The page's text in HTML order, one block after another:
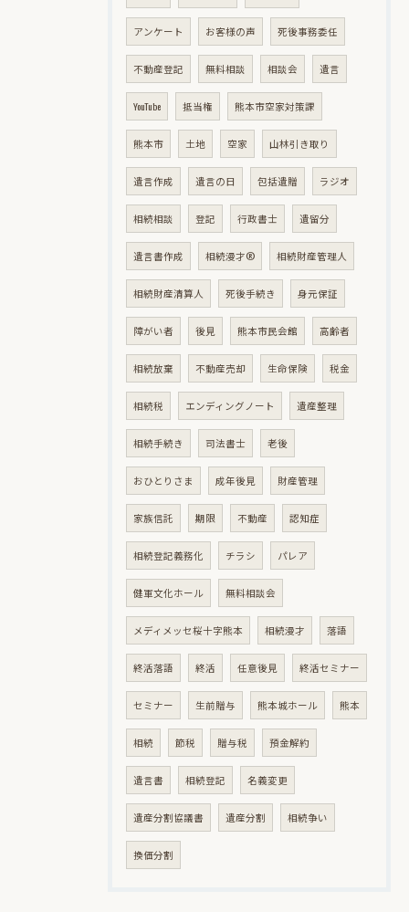
アンケート お客様の声 死後事務委任
不動産登記 無料相談 相談会 遺言
YouTube 抵当権 熊本市空家対策課
熊本市 土地 空家 山林引き取り
遺言作成 遺言の日 包括遺贈 ラジオ
相続相談 登記 行政書士 遺留分
遺言書作成 相続漫才® 相続財産管理人
相続財産清算人 死後手続き 身元保証
障がい者 後見 熊本市民会館 高齢者
相続放棄 不動産売却 生命保険 税金
相続税 エンディングノート 遺産整理
相続手続き 司法書士 老後
おひとりさま 成年後見 財産管理
家族信託 期限 不動産 認知症
相続登記義務化 チラシ パレア
健軍文化ホール 無料相談会
メディメッセ桜十字熊本 相続漫才 落語
終活落語 終活 任意後見 終活セミナー
セミナー 生前贈与 熊本城ホール 熊本
相続 節税 贈与税 預金解約
遺言書 相続登記 名義変更
遺産分割協議書 遺産分割 相続争い
換価分割